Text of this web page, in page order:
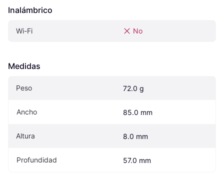
Inalámbrico
Wi-Fi No
Medidas
Peso 72.0 g
Ancho 85.0 mm
Altura 8.0 mm
Profundidad 57.0 mm